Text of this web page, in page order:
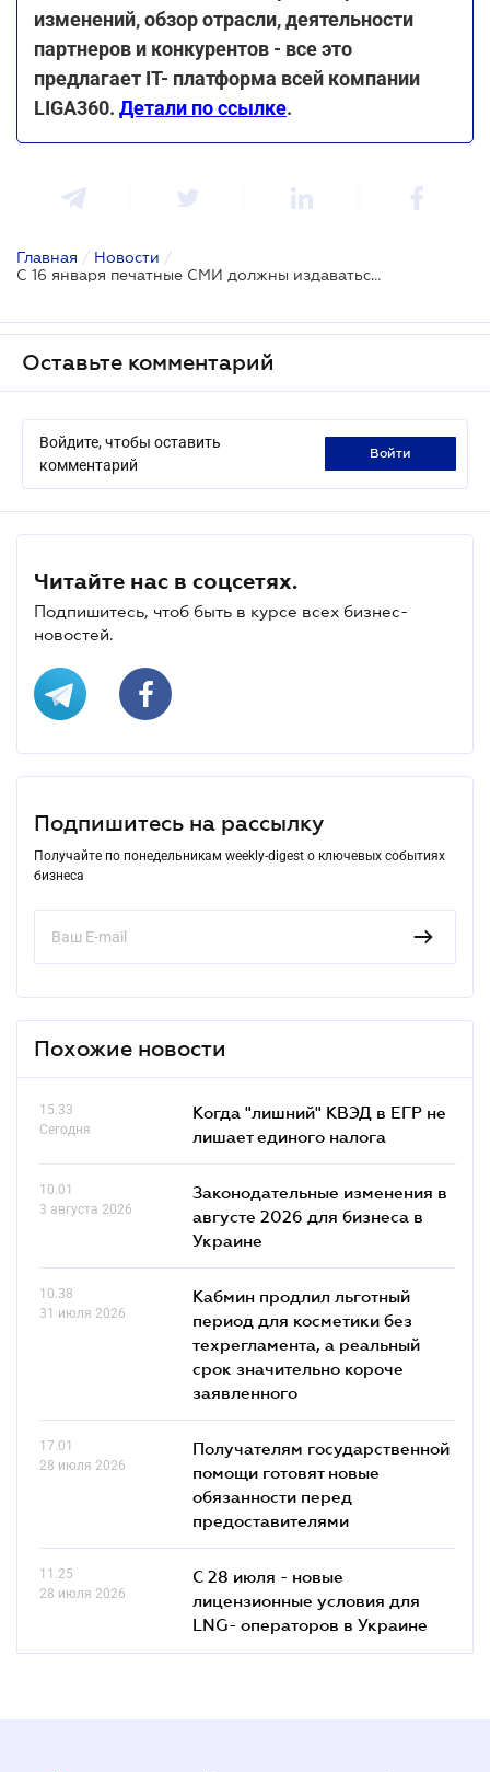
изменений, обзор отрасли, деятельности
партнеров и конкурентов - все это
предлагает IT- платформа всей компании
LIGA360. Детали по ссылке.
Главная / Новости /
С 16 января печатные СМИ должны издаваться на государственном языке
Оставьте комментарий
Войдите, чтобы оставить
комментарий
войти
Читайте нас в соцсетях.
Подпишитесь, чтоб быть в курсе всех бизнес-
новостей.
Подпишитесь на рассылку
Получайте по понедельникам weekly-digest о ключевых событиях
бизнеса
Похожие новости
15.33
Сегодня
Когда "лишний" КВЭД в ЕГР не
лишает единого налога
10.01
3 августа 2026
Законодательные изменения в
августе 2026 для бизнеса в
Украине
10.38
31 июля 2026
Кабмин продлил льготный
период для косметики без
техрегламента, а реальный
срок значительно короче
заявленного
17.01
28 июля 2026
Получателям государственной
помощи готовят новые
обязанности перед
предоставителями
11.25
28 июля 2026
С 28 июля - новые
лицензионные условия для
LNG- операторов в Украине